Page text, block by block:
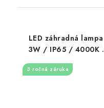
LED záhradná lampa
3W / IP65 / 4000K -
LGL321
3 ročná záruka